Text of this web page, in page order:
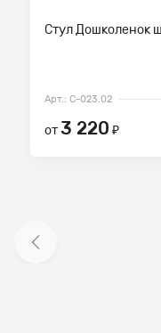
Стул Дошколенок
Арт.: С-023.02
от3 220 ₽